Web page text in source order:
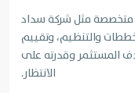
متخصصة مثل شركة سداد
والتنظيم، وتقييم
المستثمر وقدرته على
الانتظار.